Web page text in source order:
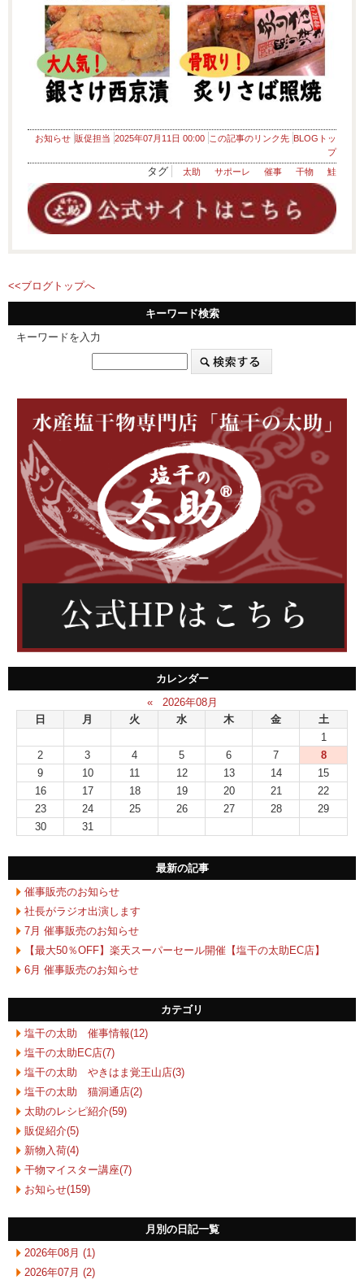
お知らせ 販促担当 2025年07月11日 00:00 この記事のリンク先 BLOGトッ
プ
タグ 太助 サポーレ 催事 干物 鮭
<<ブログトップへ
キーワード検索
キーワードを入力
カレンダー
«
2026年08月
日
月 火 水 木 金
土
1
2
3 4 5 6 7
8
9
10 11 12 13 14
15
16
17 18 19 20 21
22
23
24 25 26 27 28
29
30
31
最新の記事
催事販売のお知らせ
社長がラジオ出演します
7月 催事販売のお知らせ
【最大50％OFF】楽天スーパーセール開催【塩干の太助EC店】
6月 催事販売のお知らせ
カテゴリ
塩干の太助 催事情報(12)
塩干の太助EC店(7)
塩干の太助 やきはま覚王山店(3)
塩干の太助 猫洞通店(2)
太助のレシピ紹介(59)
販促紹介(5)
新物入荷(4)
干物マイスター講座(7)
お知らせ(159)
月別の日記一覧
2026年08月 (1)
2026年07月 (2)